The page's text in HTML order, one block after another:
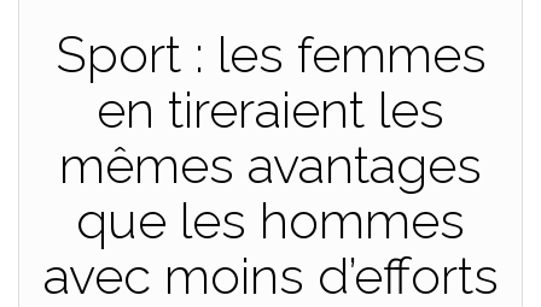
Sport : les femmes
en tireraient les
mêmes avantages
que les hommes
avec moins d’efforts